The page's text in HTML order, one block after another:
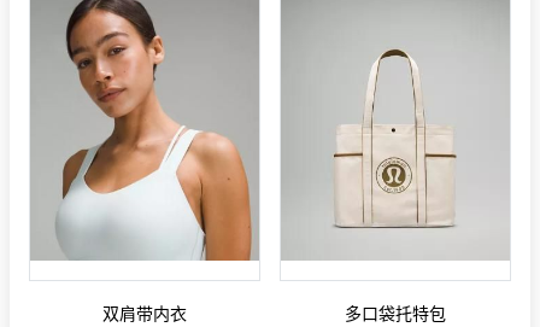
双肩带内衣
多口袋托特包